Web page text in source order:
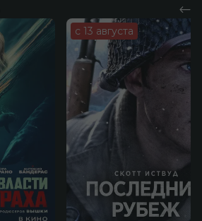
с 13 августа